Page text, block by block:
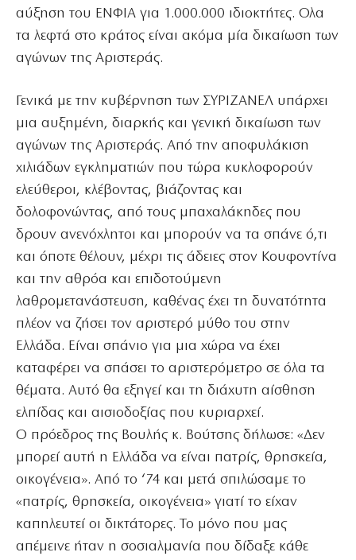
αύξηση του ΕΝΦΙΑ για 1.000.000 ιδιοκτήτες. Ολα
τα λεφτά στο κράτος είναι ακόμα μία δικαίωση των
αγώνων της Αριστεράς.
Γενικά με την κυβέρνηση των ΣΥΡΙΖΑΝΕΛ υπάρχει
μια αυξημένη, διαρκής και γενική δικαίωση των
αγώνων της Αριστεράς. Από την αποφυλάκιση
χιλιάδων εγκληματιών που τώρα κυκλοφορούν
ελεύθεροι, κλέβοντας, βιάζοντας και
δολοφονώντας, από τους μπαχαλάκηδες που
δρουν ανενόχλητοι και μπορούν να τα σπάνε ό,τι
και όποτε θέλουν, μέχρι τις άδειες στον Κουφοντίνα
και την αθρόα και επιδοτούμενη
λαθρομετανάστευση, καθένας έχει τη δυνατότητα
πλέον να ζήσει τον αριστερό μύθο του στην
Ελλάδα. Είναι σπάνιο για μια χώρα να έχει
καταφέρει να σπάσει το αριστερόμετρο σε όλα τα
θέματα. Αυτό θα εξηγεί και τη διάχυτη αίσθηση
ελπίδας και αισιοδοξίας που κυριαρχεί.
Ο πρόεδρος της Βουλής κ. Βούτσης δήλωσε: «Δεν
μπορεί αυτή η Ελλάδα να είναι πατρίς, θρησκεία,
οικογένεια». Από το ‘74 και μετά σπιλώσαμε το
«πατρίς, θρησκεία, οικογένεια» γιατί το είχαν
καπηλευτεί οι δικτάτορες. Το μόνο που μας
απέμεινε ήταν η σοσιαλμανία που δίδαξε κάθε